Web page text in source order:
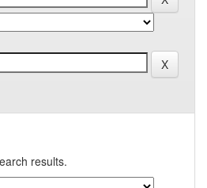
results.